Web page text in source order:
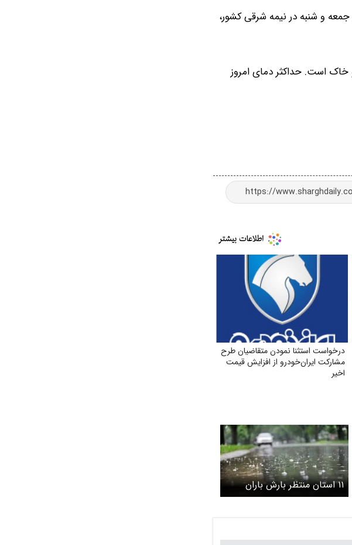
و شنبه در نیمه شرقی کشور،
خاک است. حداکثر دمای امروز
درخواست استثنا نمودن متقاضیان طرح
مشارکت ایران‌خودرو از افزایش قیمت
اخیر
۱۱ استان منتظر بارش باران
باشند